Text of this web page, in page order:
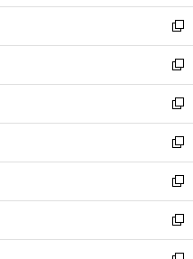
ウ
ィ
ン
ド
ウ
で
開
く
し
い
ウ
ィ
ン
ド
ウ
で
開
く
新
し
い
ウ
ィ
ン
ド
ウ
で
開
く
新
し
い
ウ
ィ
ン
ド
ウ
で
開
新
し
い
ウ
ィ
ン
ド
ウ
新
し
い
ウ
ィ
ン
新
し
い
ウ
新
し